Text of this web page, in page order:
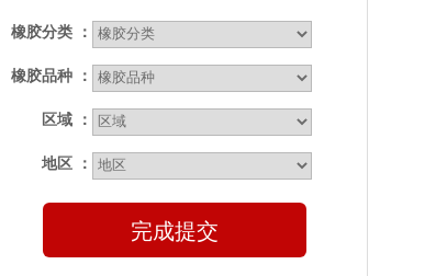
橡胶分类 ：
橡胶品种 ：
区域 ：
地区 ：
完成提交